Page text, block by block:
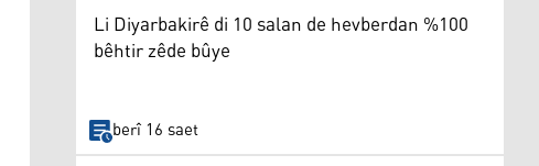
Li Diyarbakirê di 10 salan de hevberdan %100
bêhtir zêde bûye
berî 16 saet